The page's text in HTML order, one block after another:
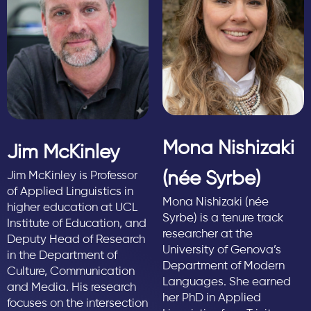
исследования на начальной стадии, либо находящиеся в
процессе разработки, а также концептуальные и
теоретические работы, основанные на всестороннем анализе
имеющихся данных. Представленные доклады могут
затрагивать как традиционные, так иновые темы и содержать
глубокий и критический анализ вопросов, имеющих отношение
к тематике конференции.
Jim McKinley
Jim McKinley is Professor
of Applied Linguistics in
higher education at UCL
Institute of Education, and
Deputy Head of Research
in the Department of
Culture, Communication
and Media. His research
focuses on the intersection
Mona Nishizaki
(née Syrbe)
Mona Nishizaki (née
Syrbe) is a tenure track
researcher at the
University of Genova’s
Department of Modern
Languages. She earned
her PhD in Applied